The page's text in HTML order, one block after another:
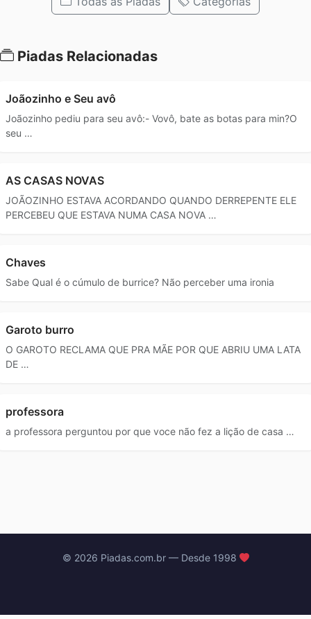
Piadas Relacionadas
Joãozinho e Seu avô
Joãozinho pediu para seu avô:- Vovô, bate as botas para min?O
seu …
AS CASAS NOVAS
JOÃOZINHO ESTAVA ACORDANDO QUANDO DERREPENTE ELE
PERCEBEU QUE ESTAVA NUMA CASA NOVA …
Chaves
Sabe Qual é o cúmulo de burrice? Não perceber uma ironia
Garoto burro
O GAROTO RECLAMA QUE PRA MÃE POR QUE ABRIU UMA LATA
DE …
professora
a professora perguntou por que voce não fez a lição de casa …
© 2026 Piadas.com.br — Desde 1998